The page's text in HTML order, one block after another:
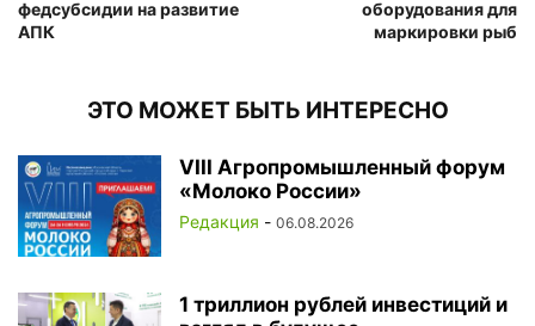
федсубсидии на развитие
АПК
оборудования для
маркировки рыб
ЭТО МОЖЕТ БЫТЬ ИНТЕРЕСНО
VIII Агропромышленный форум
«Молоко России»
Редакция - 06.08.2026
1 триллион рублей инвестиций и